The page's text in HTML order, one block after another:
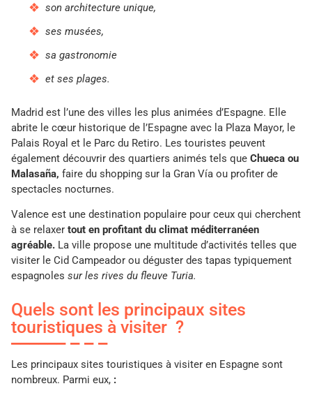
son architecture unique,
ses musées,
sa gastronomie
et ses plages.
Madrid est l’une des villes les plus animées d’Espagne. Elle
abrite le cœur historique de l’Espagne avec la Plaza Mayor, le
Palais Royal et le Parc du Retiro. Les touristes peuvent
également découvrir des quartiers animés tels que Chueca ou
Malasaña, faire du shopping sur la Gran Vía ou profiter de
spectacles nocturnes.
Valence est une destination populaire pour ceux qui cherchent
à se relaxer tout en profitant du climat méditerranéen
agréable. La ville propose une multitude d’activités telles que
visiter le Cid Campeador ou déguster des tapas typiquement
espagnoles sur les rives du fleuve Turia.
Quels sont les principaux sites
touristiques à visiter ?
Les principaux sites touristiques à visiter en Espagne sont
nombreux. Parmi eux, :